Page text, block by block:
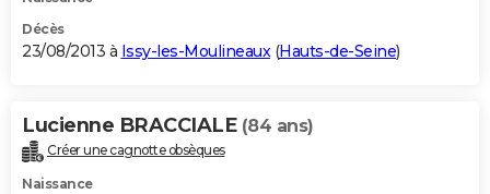
Décès
23/08/2013 à Issy-les-Moulineaux(Hauts-de-Seine)
Lucienne BRACCIALE (84 ans)
Créer une cagnotte obsèques
Naissance